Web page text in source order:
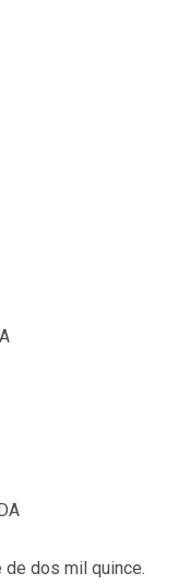
dos mil quince.